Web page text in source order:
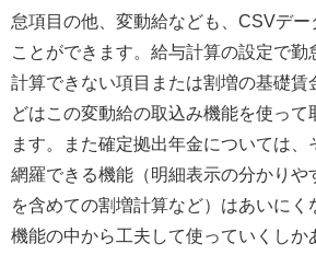
怠項目の他、変動給なども、CSVデ
ことができます。給与計算の設定で
計算できない項目または割増の基礎賃
どはこの変動給の取込み機能を使って
ます。また確定拠出年金については、
網羅できる機能（明細表示の分かりや
を含めての割増計算など）はあいにく
機能の中から工夫して使っていくしか